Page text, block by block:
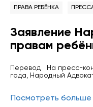
ПРАВА РЕБЁНКА
Заявление
правам
Народного
сделанными
Перевод На пресс-
года, Народный
подвергла жесткой
Посмотреть больше